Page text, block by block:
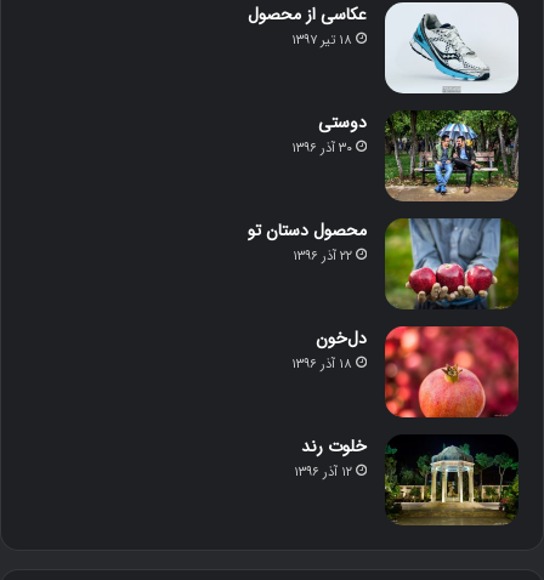
عکاسی از محصول
۱۸ تیر ۱۳۹۷
دوستی
۳۰ آذر ۱۳۹۶
محصول دستان تو
۲۲ آذر ۱۳۹۶
دل‌خون
۱۸ آذر ۱۳۹۶
خلوت رند
۱۲ آذر ۱۳۹۶